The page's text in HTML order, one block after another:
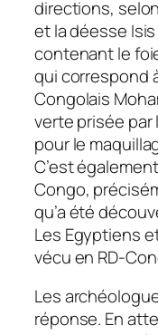
directions,
et la déesse
contenant le
qui correspond
Congolais
verte prisée
pour le
C’est
Congo,
qu’a été
Les Egyptiens
vécu en RD-
Les
réponse. En